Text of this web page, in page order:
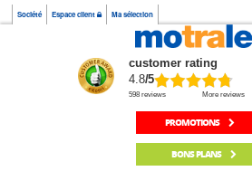
Société Espace client Ma sélection
customer rating
4.8/5
598 reviews More reviews
PROMOTIONS
BONS PLANS